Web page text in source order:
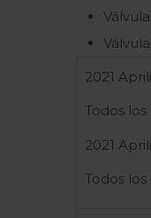
2021
Todos
2021
Todos